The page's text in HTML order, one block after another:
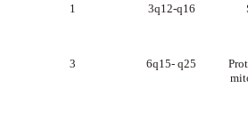
1 3q12-q16
3 6q15- q25